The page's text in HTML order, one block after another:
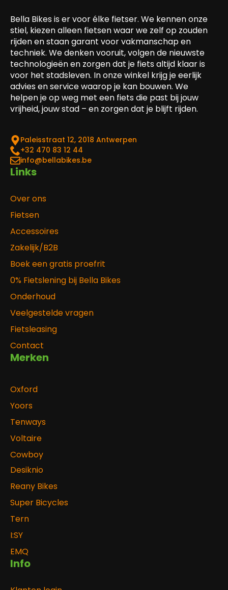
Bella Bikes is er voor élke fietser. We kennen onze
stiel, kiezen alleen fietsen waar we zelf op zouden
rijden en staan garant voor vakmanschap en
techniek. We denken vooruit, volgen de nieuwste
technologieën en zorgen dat je fiets altijd klaar is
voor het stadsleven. In onze winkel krijg je eerlijk
advies en service waarop je kan bouwen. We
helpen je op weg met een fiets die past bij jouw
vrijheid, jouw stad – en zorgen dat je blijft rijden.
Paleisstraat 12, 2018 Antwerpen
‎+32 470 83 12 44
info@bellabikes.be
Links
Over ons
Fietsen
Accessoires
Zakelijk/B2B
Boek een gratis proefrit
0% Fietslening bij Bella Bikes
Onderhoud
Veelgestelde vragen
Fietsleasing
Contact
Merken
Oxford
Yoors
Tenways
Voltaire
Cowboy
Desiknio
Reany Bikes
Super Bicycles
Tern
I:SY
EMQ
Info